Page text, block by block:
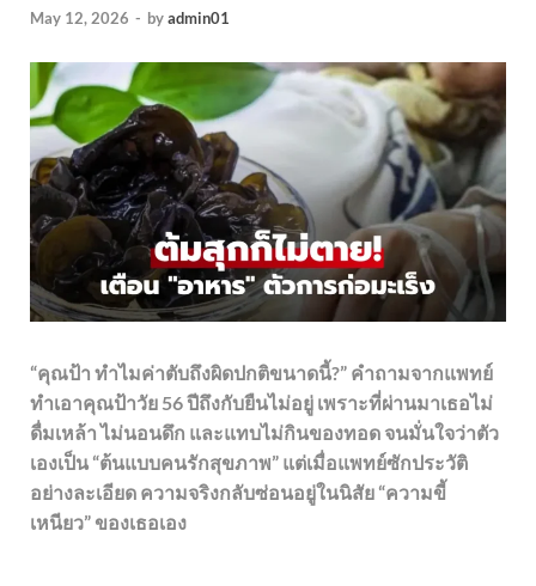
May 12, 2026 - byadmin01
“คุณป้า ทำไมค่าตับถึงผิดปกติขนาดนี้?” คำถามจากแพทย์
ทำเอาคุณป้าวัย 56 ปีถึงกับยืนไม่อยู่ เพราะที่ผ่านมาเธอไม่
ดื่มเหล้า ไม่นอนดึก และแทบไม่กินของทอด จนมั่นใจว่าตัว
เองเป็น “ต้นแบบคนรักสุขภาพ” แต่เมื่อแพทย์ซักประวัติ
อย่างละเอียด ความจริงกลับซ่อนอยู่ในนิสัย “ความขี้
เหนียว” ของเธอเอง